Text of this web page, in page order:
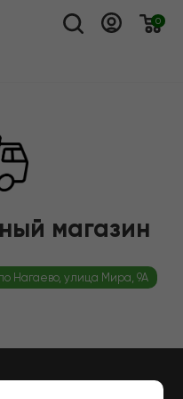
0
магазин
Нагаево, улица Мира, 9А